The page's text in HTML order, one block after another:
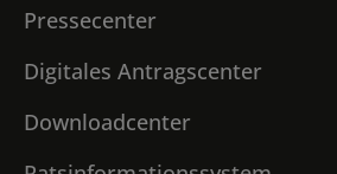
Pressecenter
Digitales Antragscenter
Downloadcenter